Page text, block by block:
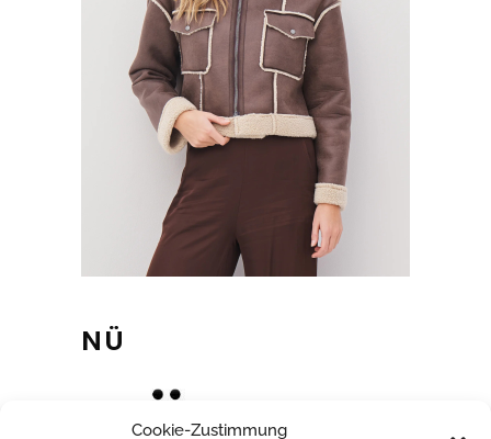
Cookie-Zustimmung
NÜ